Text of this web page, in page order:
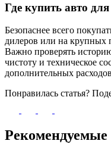
Где купить авто
Безопаснее всего
дилеров или на крупных
Важно проверять
чистоту и техническое
дополнительных
Понравилась статья?
Рекомендуемые